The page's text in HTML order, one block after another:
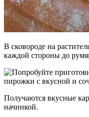
В сковороде на
каждой стороны до
Получаются вкусные
начинкой.